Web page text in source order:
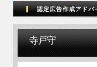
認定広告作成アドバ
寺戸守